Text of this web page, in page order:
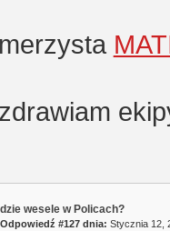
wesele w Policach?
Odpowiedź #127 dnia: Stycznia 12,